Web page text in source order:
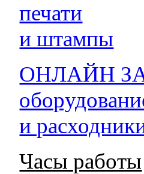
печати
и штампы
ОНЛАЙН
и
Часы работы